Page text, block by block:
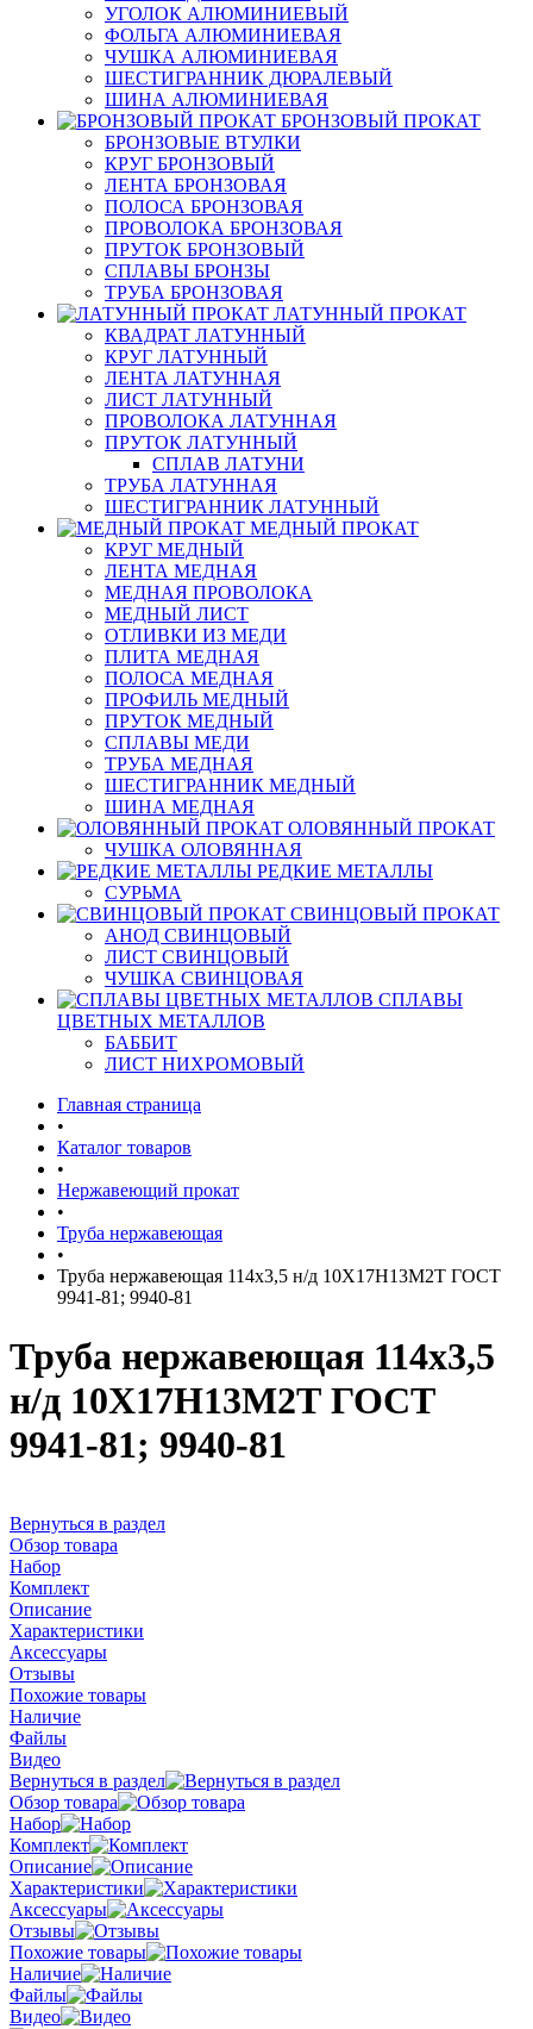
УГОЛОК АЛЮМИНИЕВЫЙ
ФОЛЬГА АЛЮМИНИЕВАЯ
ЧУШКА АЛЮМИНИЕВАЯ
ШЕСТИГРАННИК ДЮРАЛЕВЫЙ
ШИНА АЛЮМИНИЕВАЯ
БРОНЗОВЫЙ ПРОКАТ
БРОНЗОВЫЕ ВТУЛКИ
КРУГ БРОНЗОВЫЙ
ЛЕНТА БРОНЗОВАЯ
ПОЛОСА БРОНЗОВАЯ
ПРОВОЛОКА БРОНЗОВАЯ
ПРУТОК БРОНЗОВЫЙ
СПЛАВЫ БРОНЗЫ
ТРУБА БРОНЗОВАЯ
ЛАТУННЫЙ ПРОКАТ
КВАДРАТ ЛАТУННЫЙ
КРУГ ЛАТУННЫЙ
ЛЕНТА ЛАТУННАЯ
ЛИСТ ЛАТУННЫЙ
ПРОВОЛОКА ЛАТУННАЯ
ПРУТОК ЛАТУННЫЙ
СПЛАВ ЛАТУНИ
ТРУБА ЛАТУННАЯ
ШЕСТИГРАННИК ЛАТУННЫЙ
МЕДНЫЙ ПРОКАТ
КРУГ МЕДНЫЙ
ЛЕНТА МЕДНАЯ
МЕДНАЯ ПРОВОЛОКА
МЕДНЫЙ ЛИСТ
ОТЛИВКИ ИЗ МЕДИ
ПЛИТА МЕДНАЯ
ПОЛОСА МЕДНАЯ
ПРОФИЛЬ МЕДНЫЙ
ПРУТОК МЕДНЫЙ
СПЛАВЫ МЕДИ
ТРУБА МЕДНАЯ
ШЕСТИГРАННИК МЕДНЫЙ
ШИНА МЕДНАЯ
ОЛОВЯННЫЙ ПРОКАТ
ЧУШКА ОЛОВЯННАЯ
РЕДКИЕ МЕТАЛЛЫ
СУРЬМА
СВИНЦОВЫЙ ПРОКАТ
АНОД СВИНЦОВЫЙ
ЛИСТ СВИНЦОВЫЙ
ЧУШКА СВИНЦОВАЯ
СПЛАВЫ
ЦВЕТНЫХ МЕТАЛЛОВ
БАББИТ
ЛИСТ НИХРОМОВЫЙ
Главная страница
•
Каталог товаров
•
Нержавеющий прокат
•
Труба нержавеющая
•
Труба нержавеющая 114х3,5 н/д 10Х17Н13М2Т ГОСТ
9941-81; 9940-81
Труба нержавеющая 114х3,5
н/д 10Х17Н13М2Т ГОСТ
9941-81; 9940-81
Вернуться в раздел
Обзор товара
Набор
Комплект
Описание
Характеристики
Аксессуары
Отзывы
Похожие товары
Наличие
Файлы
Видео
Вернуться в раздел
Обзор товара
Набор
Комплект
Описание
Характеристики
Аксессуары
Отзывы
Похожие товары
Наличие
Файлы
Видео